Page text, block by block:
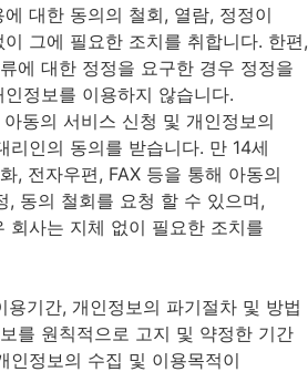
대한 동의의 철회, 열람, 정정이
그에 필요한 조치를 취합니다. 한편,
에 대한 정정을 요구한 경우 정정을
정보를 이용하지 않습니다.
동의 서비스 신청 및 개인정보의
리인의 동의를 받습니다. 만 14세
, 전자우편, FAX 등을 통해 아동의
, 동의 철회를 요청 할 수 있으며,
회사는 지체 없이 필요한 조치를
기간, 개인정보의 파기절차 및 방법
를 원칙적으로 고지 및 약정한 기간
인정보의 수집 및 이용목적이